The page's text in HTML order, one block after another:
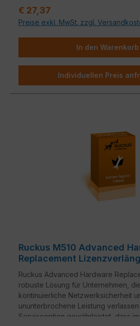
Verkaufspreis:
€ 27,37
Preise exkl. MwSt. zzgl.
In den Warenkorb
Individuellen Preis
Ruckus M510 Advanced
Replacement
Ruckus Advanced Hardware
robuste Lösung für Unternehmen,
kontinuierliche Netzwerksicherheit
ununterbrochene Leistung verlassen
Serviceoption gewährleistet, dass